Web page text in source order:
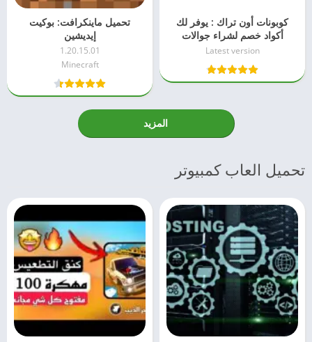
كوبونات أون تراك : يوفر لك
أكواد خصم لشراء جوالات
مستعملة في السعودية
والإمارات
Latest version
تحميل ماينكرافت: بوكيت
إيديشين
1.20.15.01
Minecraft
المزيد
تحميل العاب كمبيوتر